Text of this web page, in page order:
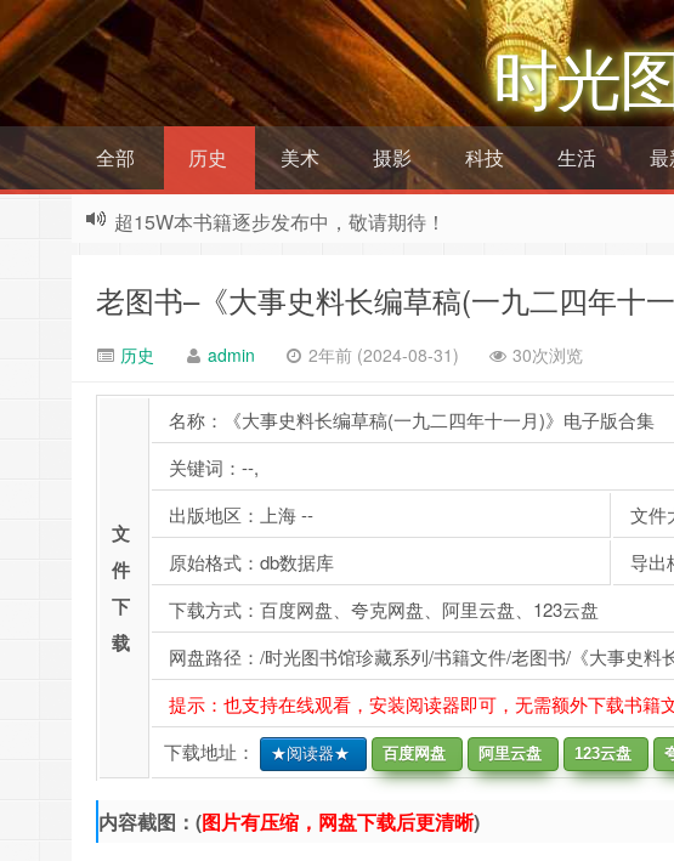
时光
全部 历史 美术 摄影 科技 生活 最
超15W本书籍逐步发布中，敬请期待！
老图书–《大事史料长编草稿(一九二四年十
历史 admin 2年前 (2024-08-31) 30次浏览
文
件
下
载
名称：《大事史料长编草稿(一九二四年十一月)》电子版合集
关键词：--,
出版地区：上海 --
文件
原始格式：db数据库
导出
下载方式：百度网盘、夸克网盘、阿里云盘、123云盘
网盘路径：/时光图书馆珍藏系列/书籍文件/老图书/《大事史
提示：也支持在线观看，安装阅读器即可，无需额外下载书籍文
下载地址：
★阅读器★ 百度网盘 阿里云盘 123云盘
内容截图：(图片有压缩，网盘下载后更清晰)